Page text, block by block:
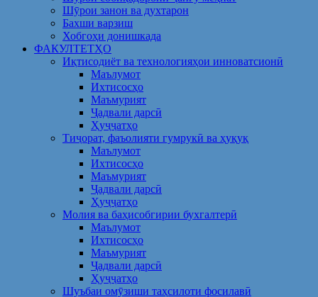
Шӯрои занон ва духтарон
Бахши варзиш
Хобгоҳи донишкада
ФАКУЛТЕТҲО
Иқтисодиёт ва технологияҳои инноватсионӣ
Маълумот
Ихтисосҳо
Маъмурият
Ҷадвали дарсӣ
Ҳуҷҷатҳо
Тиҷорат, фаъолияти гумрукӣ ва ҳуқуқ
Маълумот
Ихтисосҳо
Маъмурият
Ҷадвали дарсӣ
Ҳуҷҷатҳо
Молия ва баҳисобгирии бухгалтерӣ
Маълумот
Ихтисосҳо
Маъмурият
Ҷадвали дарсӣ
Ҳуҷҷатҳо
Шуъбаи омӯзиши таҳсилоти фосилавӣ